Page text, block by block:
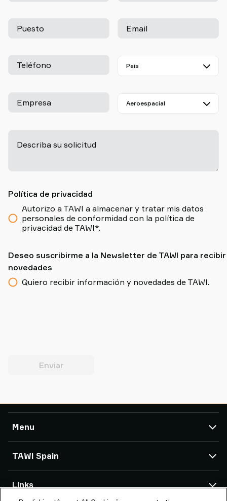
Puesto Email
Teléfono
Empresa
Describa su solicitud
Política de privacidad
Autorizo a TAWI a almacenar y tratar mis datos
personales de conformidad con la política de
privacidad de TAWI*.
Deseo suscribirme a la Newsletter de TAWI para recibir
novedades
Quiero recibir información y novedades de TAWI.
Enviar
Menu
Soluciones
Casos de éxito
TAWI Spain
Oficinas de TAWI
Links